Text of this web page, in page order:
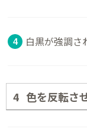
白黒が強調さ
色を反転さ